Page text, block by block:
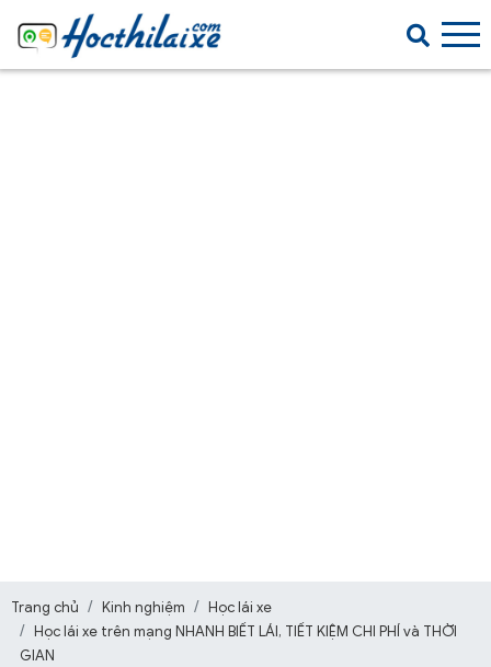
Trang chủ Kinh nghiệm
Học lái xe
Học lái xe trên mạng NHANH BIẾT LÁI, TIẾT KIỆM CHI PHÍ và THỜI
GIAN